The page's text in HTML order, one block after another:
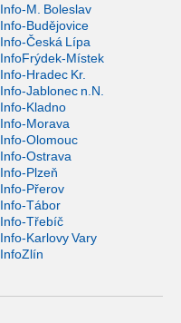
Info-M. Boleslav
Info-Budějovice
Info-Česká Lípa
InfoFrýdek-Místek
Info-Hradec Kr.
Info-Jablonec n.N.
Info-Kladno
Info-Morava
Info-Olomouc
Info-Ostrava
Info-Plzeň
Info-Přerov
Info-Tábor
Info-Třebíč
Info-Karlovy Vary
InfoZlín